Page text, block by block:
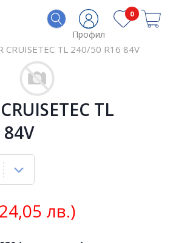
Профил
0
CRUISETEC TL 240/50 R16 84V
TL
лв.)